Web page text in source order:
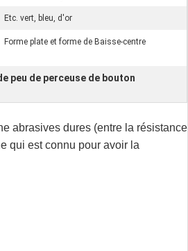
Etc. vert, bleu, d'or
Forme plate et forme de Baisse-centre
peu de perceuse de bouton
abrasives dures (entre la résistance
qui est connu pour avoir la